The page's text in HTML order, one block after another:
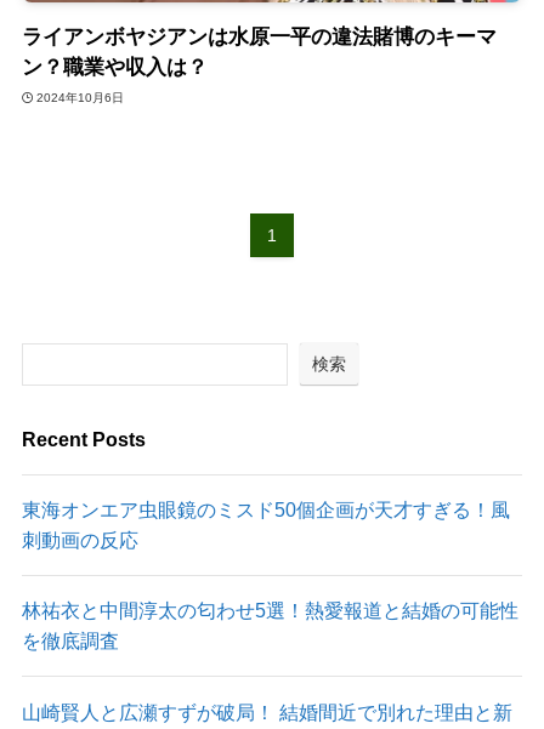
ライアンボヤジアンは水原一平の違法賭博のキーマ
ン？職業や収入は？
2024年10月6日
1
検索
Recent Posts
東海オンエア虫眼鏡のミスド50個企画が天才すぎる！風
刺動画の反応
林祐衣と中間淳太の匂わせ5選！熱愛報道と結婚の可能性
を徹底調査
山崎賢人と広瀬すずが破局！ 結婚間近で別れた理由と新